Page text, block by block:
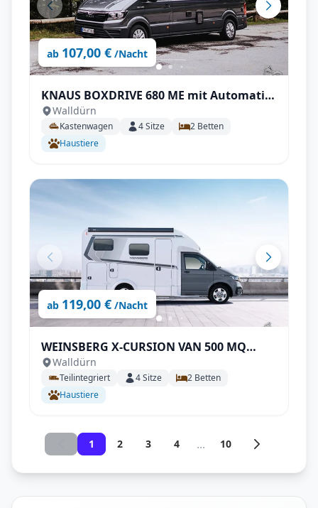
ab 107,00 € /Nacht
KNAUS BOXDRIVE 680 ME mit Automatik
uvm.
Walldürn
Kastenwagen 4Sitze 2 Betten
Haustiere
ab 119,00 € /Nacht
WEINSBERG X-CURSION VAN 500 MQ
EDITION [PEPPER]
Walldürn
Teilintegriert 4Sitze 2 Betten
Haustiere
1 2 3 4 ... 10